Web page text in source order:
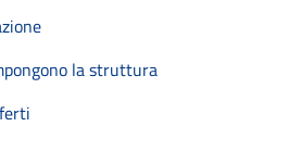
la struttura